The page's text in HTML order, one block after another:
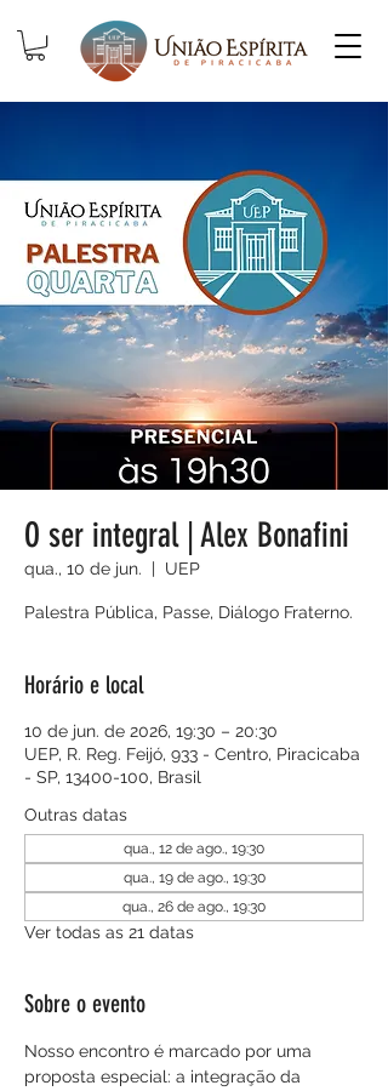
O ser integral | Alex Bonafini
qua., 10 de jun.
  |
UEP
Palestra Pública, Passe, Diálogo Fraterno.
Horário e local
10 de jun. de 2026, 19:30 – 20:30
UEP, R. Reg. Feijó, 933 - Centro, Piracicaba
- SP, 13400-100, Brasil
Outras datas
qua., 12 de ago., 19:30
qua., 19 de ago., 19:30
qua., 26 de ago., 19:30
Ver todas as 21 datas
Sobre o evento
Nosso encontro é marcado por uma
proposta especial: a integração da